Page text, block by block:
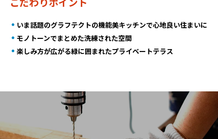
いま話題のグラフテクトの機能美キッチンで心地良い住まいに
モノトーンでまとめた洗練された空間
楽しみ方が広がる緑に囲まれたプライベートテラス